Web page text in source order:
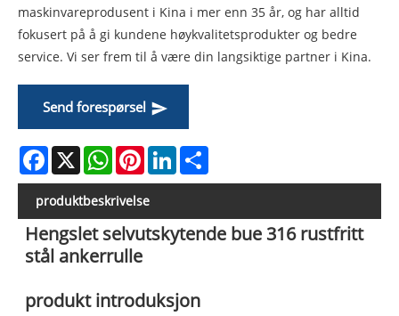
maskinvareprodusent i Kina i mer enn 35 år, og har alltid
fokusert på å gi kundene høykvalitetsprodukter og bedre
service. Vi ser frem til å være din langsiktige partner i Kina.
Send forespørsel
Facebook
X WhatsAppPinterestLinkedIn
produktbeskrivelse
Hengslet selvutskytende bue 316 rustfritt
stål ankerrulle
produkt introduksjon